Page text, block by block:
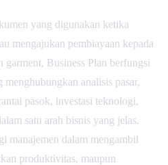
yang digunakan ketika
mengajukan pembiayaan kepada
Business Plan berfungsi
menghubungkan analisis pasar,
pasok, investasi teknologi,
satu arah bisnis yang jelas.
manajemen dalam mengambil
produktivitas, maupun